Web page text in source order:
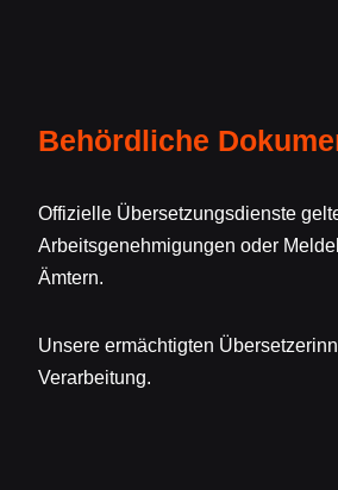
Behördliche
Offizielle Übersetzungsdienste
Arbeitsgenehmigungen oder
Ämtern.
Unsere ermächtigten
Verarbeitung.